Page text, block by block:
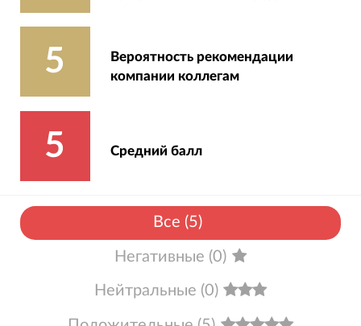
5
Вероятность рекомендации
компании коллегам
5 Средний балл
Все (5)
Негативные (0)
Нейтральные (0)